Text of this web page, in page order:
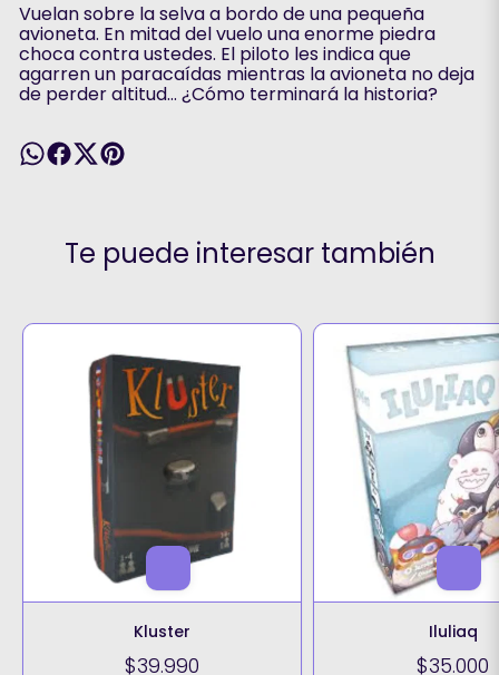
Vuelan sobre la selva a bordo de una pequeña
avioneta. En mitad del vuelo una enorme piedra
choca contra ustedes. El piloto les indica que
agarren un paracaídas mientras la avioneta no deja
de perder altitud… ¿Cómo terminará la historia?
Te puede interesar también
Kluster
$39.990
Iluliaq
$35.000